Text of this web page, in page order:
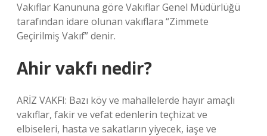
Vakıflar Kanununa göre Vakıflar Genel Müdürlüğü
tarafından idare olunan vakıflara “Zimmete
Geçirilmiş Vakıf” denir.
Ahir vakfı nedir?
ARİZ VAKFI: Bazı köy ve mahallelerde hayır amaçlı
vakıflar, fakir ve vefat edenlerin teçhizat ve
elbiseleri, hasta ve sakatların yiyecek, iaşe ve